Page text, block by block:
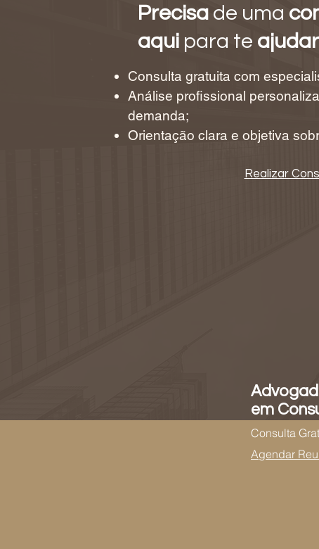
Precisa de uma
aqui para te
Consulta gratuita com
Análise profissional
demanda;
Orientação clara e objetiva
Realizar
em
Consulta
Agendar